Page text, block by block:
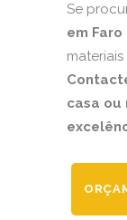
Se
em Faro
casa ou